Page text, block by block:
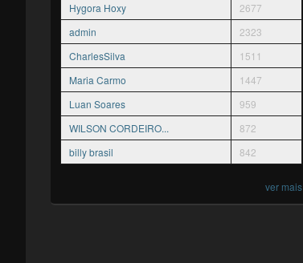
Hygora Hoxy
2677
admin
2323
CharlesSilva
1511
Maria Carmo
1447
Luan Soares
959
WILSON CORDEIRO...
872
billy brasil
842
ver mais